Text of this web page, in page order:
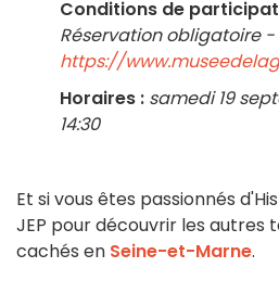
Conditions de
Réservation obligatoire -
https://
Horaires : samedi 19
14:30
Et si vous êtes passionnés
JEP pour découvrir les autres
cachés en Seine-et-Marne.